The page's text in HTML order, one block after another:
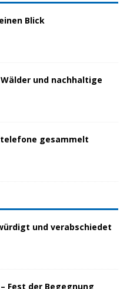
Blick
und nachhaltige
gesammelt
und verabschiedet
– Fest der Begegnung